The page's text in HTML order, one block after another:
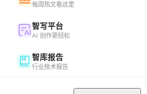
每周热文看这里
智写平台
AI 创作更轻松
智库报告
行业技术报告